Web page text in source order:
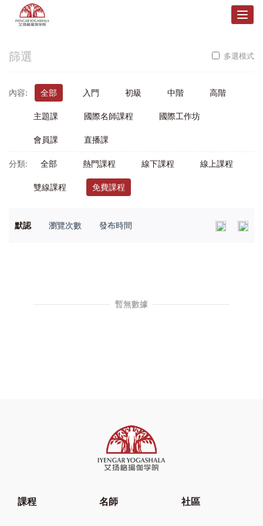
篩選 多選模式
內容: 全部 入門 初級 中階 高階
主題課 國際名師課程 國際工作坊
會員課 直播課
分類: 全部 熱門課程 線下課程 線上課程
雙線課程 免費課程
默認 瀏覽次數 發布時間
暫無數據
課程 名師 社區